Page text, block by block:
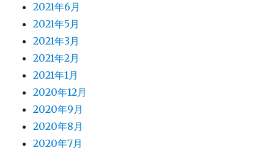
2021年6月
2021年5月
2021年3月
2021年2月
2021年1月
2020年12月
2020年9月
2020年8月
2020年7月